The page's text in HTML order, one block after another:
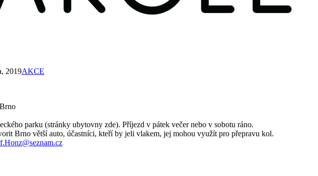
2019AKCE
parku (stránky ubytovny zde). Příjezd v pátek večer nebo v sobotu ráno.
Brno větší auto, účastníci, kteří by jeli vlakem, jej mohou využít pro přepravu kol.